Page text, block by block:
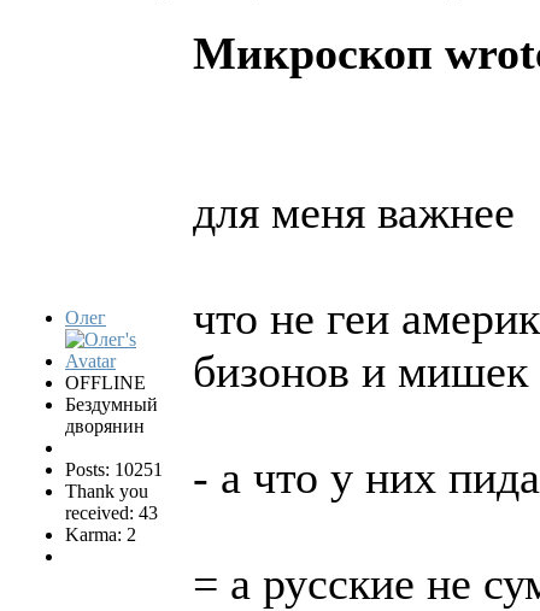
Олег
OFFLINE
Бездумный
дворянин
Posts: 10251
Thank you
received: 43
Karma: 2
Микроскоп
для меня важнее
что не геи
бизонов и мишек
- а что у них
= а русские не